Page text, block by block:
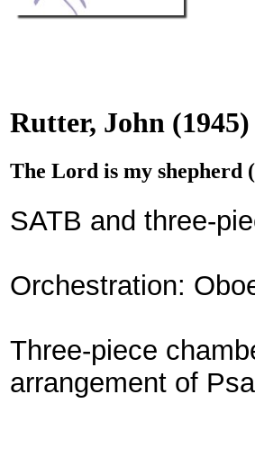
Rutter, John (1945)
The Lord is my shepherd
SATB and three-
Orchestration:
Three-piece
arrangement of